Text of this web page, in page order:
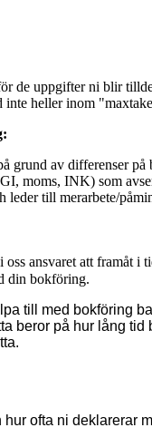
de uppgifter ni blir
heller inom
grund av differenser
moms, INK) som
leder till merarbete/
oss ansvaret att framåt i
din bokföring.
till med bokföring
beror på hur lång
ofta ni deklarerar